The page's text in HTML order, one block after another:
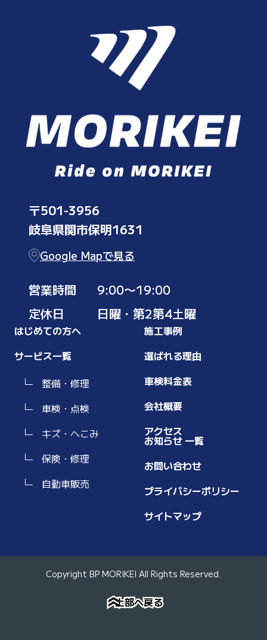
〒501-3956
岐阜県関市保明1631
Google Mapで見る
営業時間
9:00〜19:00
定休日
日曜・第2第4土曜
はじめての方へ
サービス一覧
整備・修理
車検・点検
キズ・へこみ
保険・修理
自動車販売
施工事例
選ばれる理由
車検料金表
会社概要
アクセス
お知らせ 一覧
お問い合わせ
プライバシーポリシー
サイトマップ
Copyright BP MORIKEI All Rights Reserved.
»上部へ戻る
»上部へ戻る